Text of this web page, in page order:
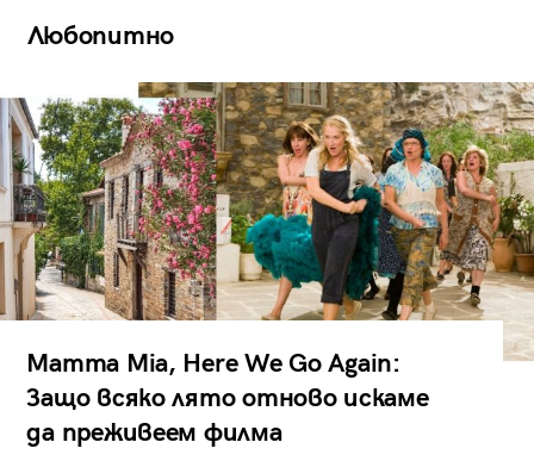
Любопитно
Mamma Mia, Here We Go Again:
Защо всяко лято отново искаме
да преживеем филма